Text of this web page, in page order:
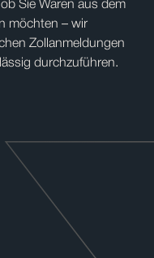
Sie Waren aus dem
möchten – wir
Zollanmeldungen
durchzuführen.